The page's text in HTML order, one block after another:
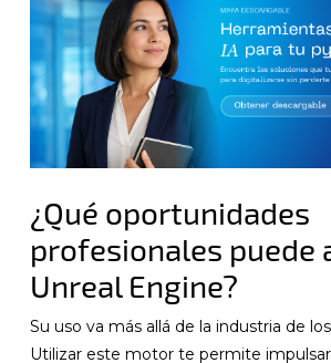
¿Qué oportunidades
profesionales puede
Unreal Engine?
Su uso va más allá de la industria de
Utilizar este motor te permite